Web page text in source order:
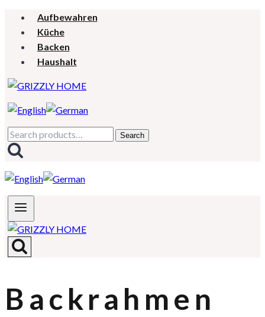
Zum
Inhalt
springen
Aufbewahren
Küche
Backen
Haushalt
Search
for:
Search
Backrahmen